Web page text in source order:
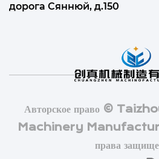
дорога Сяннюй, д.150
Авторское право ©
Machinery
права